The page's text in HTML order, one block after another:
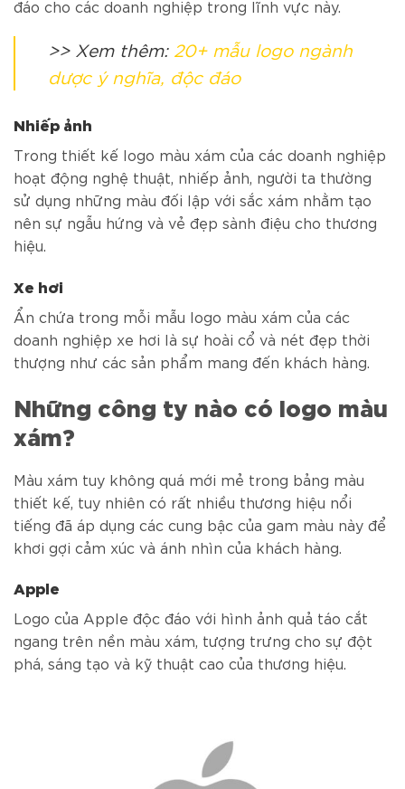
đáo cho các doanh nghiệp trong lĩnh vực này.
>> Xem thêm: 20+ mẫu logo ngành
dược ý nghĩa, độc đáo
Nhiếp ảnh
Trong thiết kế logo màu xám của các doanh nghiệp
hoạt động nghệ thuật, nhiếp ảnh, người ta thường
sử dụng những màu đối lập với sắc xám nhằm tạo
nên sự ngẫu hứng và vẻ đẹp sành điệu cho thương
hiệu.
Xe hơi
Ẩn chứa trong mỗi mẫu logo màu xám của các
doanh nghiệp xe hơi là sự hoài cổ và nét đẹp thời
thượng như các sản phẩm mang đến khách hàng.
Những công ty nào có logo màu
xám?
Màu xám tuy không quá mới mẻ trong bảng màu
thiết kế, tuy nhiên có rất nhiều thương hiệu nổi
tiếng đã áp dụng các cung bậc của gam màu này để
khơi gợi cảm xúc và ánh nhìn của khách hàng.
Apple
Logo của Apple độc đáo với hình ảnh quả táo cắt
ngang trên nền màu xám, tượng trưng cho sự đột
phá, sáng tạo và kỹ thuật cao của thương hiệu.